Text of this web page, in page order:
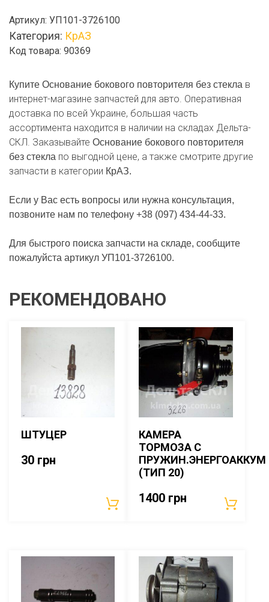
бокового
повторителя
без
Артикул: УП101-3726100
Категория: КрАЗ
Код товара: 90369
Купите Основание бокового повторителя без стекла в
интернет-магазине запчастей для авто. Оперативная
доставка по всей Украине, большая часть
ассортимента находится в наличии на складах Дельта-
СКЛ. Заказывайте Основание бокового повторителя
без стекла по выгодной цене, а также смотрите другие
запчасти в категории КрАЗ.
Если у Вас есть вопросы или нужна консультация,
позвоните нам по телефону +38 (097) 434-44-33.
Для быстрого поиска запчасти на складе, сообщите
пожалуйста артикул УП101-3726100.
РЕКОМЕНДОВАНО
ШТУЦЕР
30 грн
КАМЕРА
ТОРМОЗА С
ПРУЖИН.ЭНЕРГОАККУМ
(ТИП 20)
1400 грн